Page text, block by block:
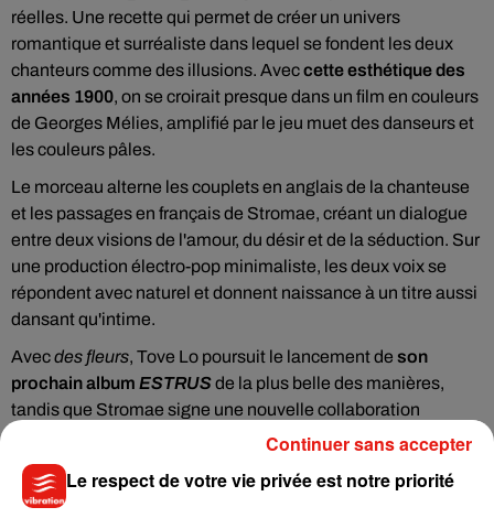
réelles. Une recette qui permet de créer un univers
romantique et surréaliste dans lequel se fondent les deux
chanteurs comme des illusions. Aveccette esthétique des
années 1900, on se croirait presque dans un film en couleurs
de Georges Mélies, amplifié par le jeu muet des danseurs et
les couleurs pâles.
Le morceau alterne les couplets en anglais de la chanteuse
et les passages en français de Stromae, créant un dialogue
entre deux visions de l'amour, du désir et de la séduction. Sur
une production électro-pop minimaliste, les deux voix se
répondent avec naturel et donnent naissance à un titre aussi
dansant qu'intime.
Avecdes fleurs, Tove Lo poursuit le lancement de son
prochain album ESTRUSde la plus belle des manières,
tandis que Stromae signe une nouvelle collaboration
internationale remarquée. Ce duo risque bien de rester dans
les playlists tout l'été.
Le respect de votre vie privée est notre priorité
Continuer sans accepter